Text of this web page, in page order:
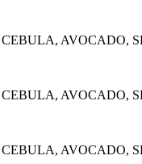
AVOCADO,
AVOCADO,
AVOCADO,